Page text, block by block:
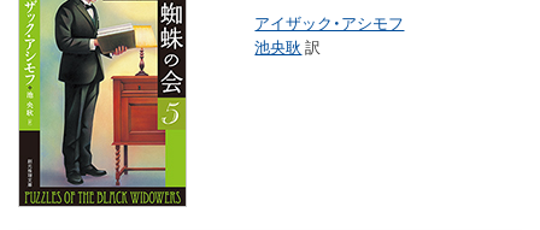
アイザック・アシモフ
池央耿 訳